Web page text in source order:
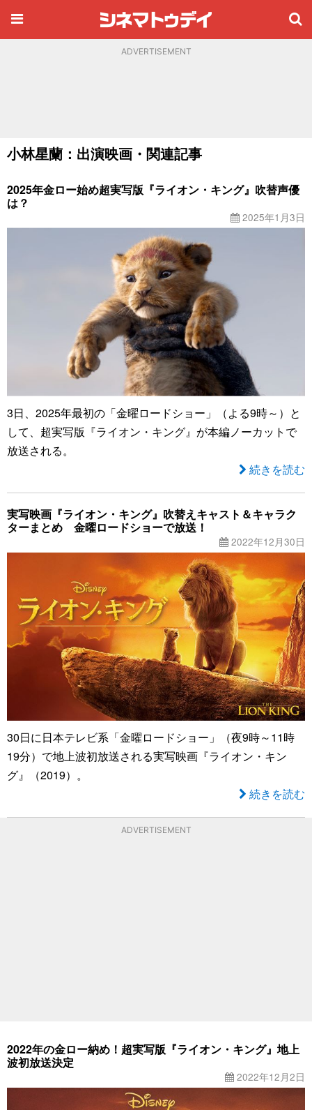
ADVERTISEMENT
小林星蘭：出演映画・関連記事
2025年金ロー始め超実写版『ライオン・キング』吹替声優
は？
2025年1月3日
3日、2025年最初の「金曜ロードショー」（よる9時～）と
して、超実写版『ライオン・キング』が本編ノーカットで
放送される。
続きを読む
実写映画『ライオン・キング』吹替えキャスト＆キャラク
ターまとめ 金曜ロードショーで放送！
2022年12月30日
30日に日本テレビ系「金曜ロードショー」（夜9時～11時
19分）で地上波初放送される実写映画『ライオン・キン
グ』（2019）。
続きを読む
ADVERTISEMENT
2022年の金ロー納め！超実写版『ライオン・キング』地上
波初放送決定
2022年12月2日